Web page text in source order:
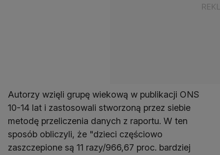
Autorzy wzięli grupę wiekową w publikacji ONS
10-14 lat i zastosowali stworzoną przez siebie
metodę przeliczenia danych z raportu. W ten
sposób obliczyli, że "dzieci częściowo
zaszczepione są 11 razy/966,67 proc. bardziej